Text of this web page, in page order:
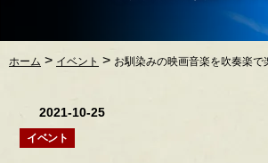
ホーム > イベント > お馴染みの映画音楽を吹奏楽
2021-10-25
イベント